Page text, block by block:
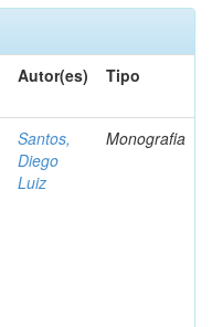
Autor(es) Tipo
Santos,
Diego
Luiz
Monografia